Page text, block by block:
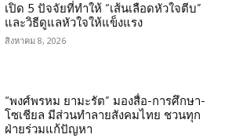
เปิด 5 ปัจจัยที่ทำให้ “เส้นเลือดหัวใจตีบ”
และวิธีดูแลหัวใจให้แข็งแรง
สิงหาคม 8, 2026
“พงศ์พรหม ยามะรัต” มองสื่อ-การศึกษา-
โซเชียล มีส่วนทำลายสังคมไทย ชวนทุก
ฝ่ายร่วมแก้ปัญหา